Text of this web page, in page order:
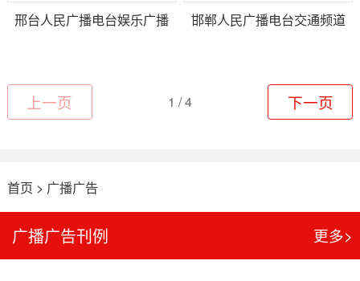
邢台人民广播电台娱乐广播 邯郸人民广播电台交通频道
上一页 1 / 4 下一页
首页 > 广播广告
广播广告刊例 更多>